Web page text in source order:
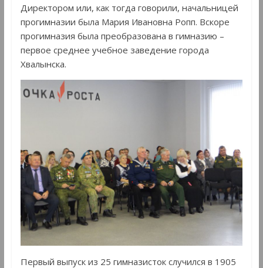
Директором или, как тогда говорили, начальницей
прогимназии была Мария Ивановна Ропп. Вскоре
прогимназия была преобразована в гимназию –
первое среднее учебное заведение города
Хвалынска.
Первый выпуск из 25 гимназисток случился в 1905